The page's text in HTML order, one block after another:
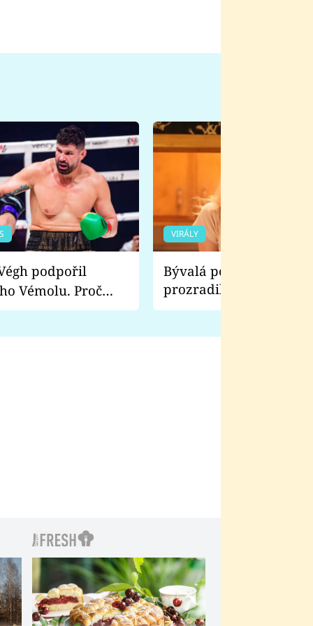
Vémolu. Proč
zápasit s ním než
VIRÁLY
Bývalá pornoherečka
prozradila, co ji
natáčení Euforie.